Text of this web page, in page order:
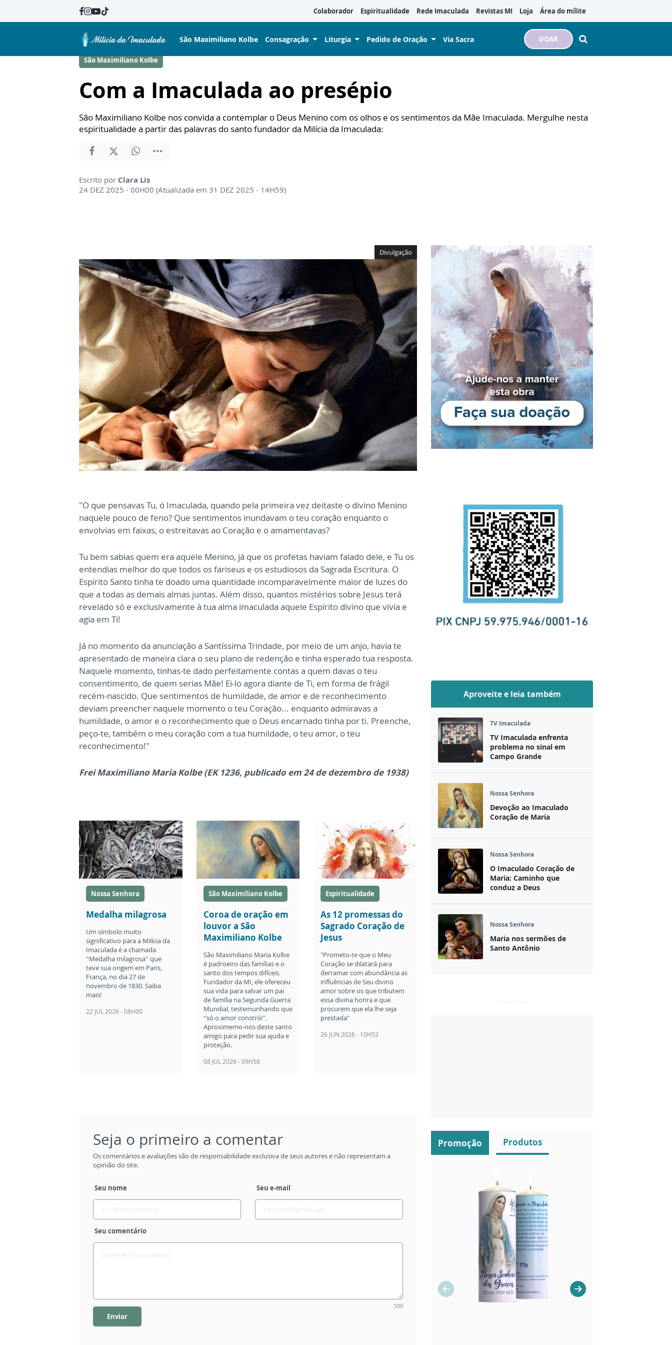
Colaborador Espiritualidade Rede Imaculada Revistas MI Loja Área do mílite
São Maximiliano Kolbe Consagração Liturgia Pedido de Oração Via Sacra DOAR
São Maximiliano Kolbe
Com a Imaculada ao presépio
São Maximiliano Kolbe nos convida a contemplar o Deus Menino com os olhos e os sentimentos da Mãe Imaculada. Mergulhe nesta
espiritualidade a partir das palavras do santo fundador da Milícia da Imaculada:
Escrito por Clara Lis
24 DEZ 2025 - 00H00 (Atualizada em 31 DEZ 2025 - 14H59)
Divulgação
"O que pensavas Tu, ó Imaculada, quando pela primeira vez deitaste o divino Menino
naquele pouco de feno? Que sentimentos inundavam oteu coração enquanto o
envolvias em faixas, o estreitavas ao Coração e oamamentavas?
Tu bem sabias quem era aquele Menino, já que os profetas haviam falado dele, e Tu os
entendias melhor do que todos os fariseus e os estudiosos da Sagrada Escritura. O
Espírito Santo tinha te doado uma quantidade incomparavelmente maior de luzes do
que a todas as demais almas juntas. Além disso, quantos mistérios sobre Jesus terá
revelado só e exclusivamente à tua alma imaculada aquele Espírito divino que vivia e
agia em Ti!
Já no momento da anunciação a Santíssima Trindade, por meio de um anjo, havia te
apresentado de maneira clara o seu plano de redenção e tinha esperado tua resposta.
Naquele momento, tinhas-te dado perfeitamente contas a quem davas o teu
consentimento, de quem serias Mãe! Ei-lo agora diante de Ti, em forma de frágil
recém-nascido. Que sentimentos de humildade, de amor e de reconhecimento
deviam preencher naquele momento o teu Coração... enquanto admiravas a
humildade, o amor e o reconhecimento que o Deus encarnado tinha por ti. Preenche,
peço-te, também o meu coração com a tua humildade, o teu amor, o teu
reconhecimento!"
Frei Maximiliano Maria Kolbe (EK 1236, publicado em 24 de dezembro de 1938)
Nossa Senhora
Medalha milagrosa
Um símbolo muito
significativo para a Milícia da
Imaculada é a chamada
“Medalha milagrosa” que
teve sua origem em Paris,
França, no dia 27 de
novembro de 1830. Saiba
mais!
22 JUL 2026 - 08H00
São Maximiliano Kolbe
Coroa de oração em
louvor a São
Maximiliano Kolbe
São Maximiliano Maria Kolbe
é padroeiro das famílias e o
santo dos tempos difíceis.
Fundador da MI, ele ofereceu
sua vida para salvar um pai
de família na Segunda Guerra
Mundial, testemunhando que
“só o amor constrói”.
Aproximemo-nos deste santo
amigo para pedir sua ajuda e
proteção.
08 JUL 2026 - 09H58
Espiritualidade
As 12 promessas do
Sagrado Coração de
Jesus
"Prometo-te que o Meu
Coração se dilatará para
derramar com abundância as
influências de Seu divino
amor sobre os que tributem
essa divina honra e que
procurem que ela lhe seja
prestada"
26 JUN 2026 - 10H52
Seja o primeiro a comentar
Os comentários e avaliações são de responsabilidade exclusiva de seus autores e não representam a
opinião do site.
Seu nome Seu e-mail
Seu comentário
500
Enviar
Promoção Produtos
Aproveite e leia também
TV Imaculada
TV Imaculada enfrenta
problema no sinal em
Campo Grande
Nossa Senhora
Devoção ao Imaculado
Coração de Maria
Nossa Senhora
O Imaculado Coração de
Maria: Caminho que
conduz a Deus
Nossa Senhora
Maria nos sermões de
Santo Antônio